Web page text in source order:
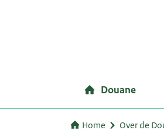
Douane
Home Over de